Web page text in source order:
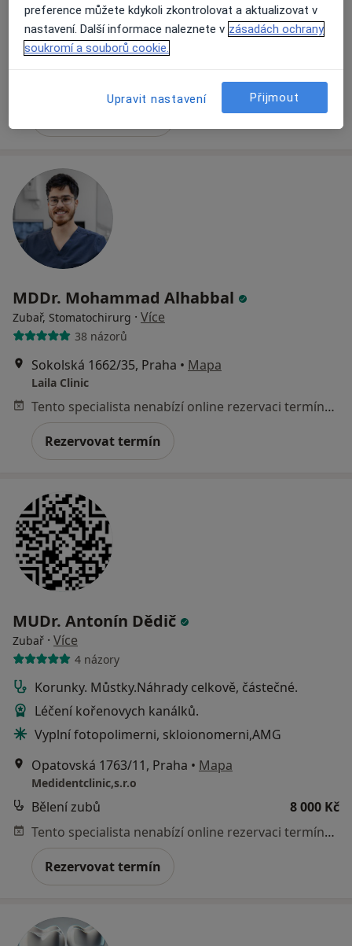
Lupáčova 864/18, Praha• Mapa
MODESTO, moderní stomatologie
Zubní vyšetření
Tento specialista nenabízí online rezervaci termínu na této adrese.
MDDr. Mohammad Alhabbal
Zubař, Stomatochirurg · Více
38 názorů
Sokolská 1662/35, Praha • Mapa
Laila Clinic
Tento specialista nenabízí online rezervaci termínu na této adrese.
Rezervovat termín
MUDr. Antonín Dědič
Zubař · Více
4 názory
Korunky. Můstky.Náhrady celkově, částečné.
Léčení kořenovych kanálků.
Vyplní fotopolimerni, skloionomerni,AMG
Opatovská 1763/11, Praha • Mapa
Medidentclinic,s.r.o
Bělení zubů
8 000 Kč
Tento specialista nenabízí online rezervaci termínu na této adrese.
Rezervovat termín
preference můžete kdykoli zkontrolovat a aktualizovat v
nastavení. Další informace naleznete v zásadách ochrany
soukromí a souborů cookie.
Upravit nastavení Přijmout